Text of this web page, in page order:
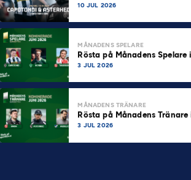
10 JUL 2026
MÅNADENS SPELARE
Rösta på Månadens Spelare
3 JUL 2026
MÅNADENS TRÄNARE
Rösta på Månadens
3 JUL 2026